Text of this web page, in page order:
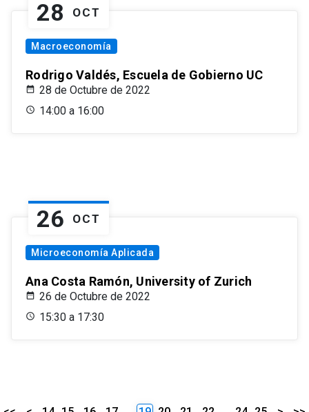
28 OCT
Macroeconomía
Rodrigo Valdés, Escuela de Gobierno UC
28 de Octubre de 2022
14:00 a 16:00
26 OCT
Microeconomía Aplicada
Ana Costa Ramón, University of Zurich
26 de Octubre de 2022
15:30 a 17:30